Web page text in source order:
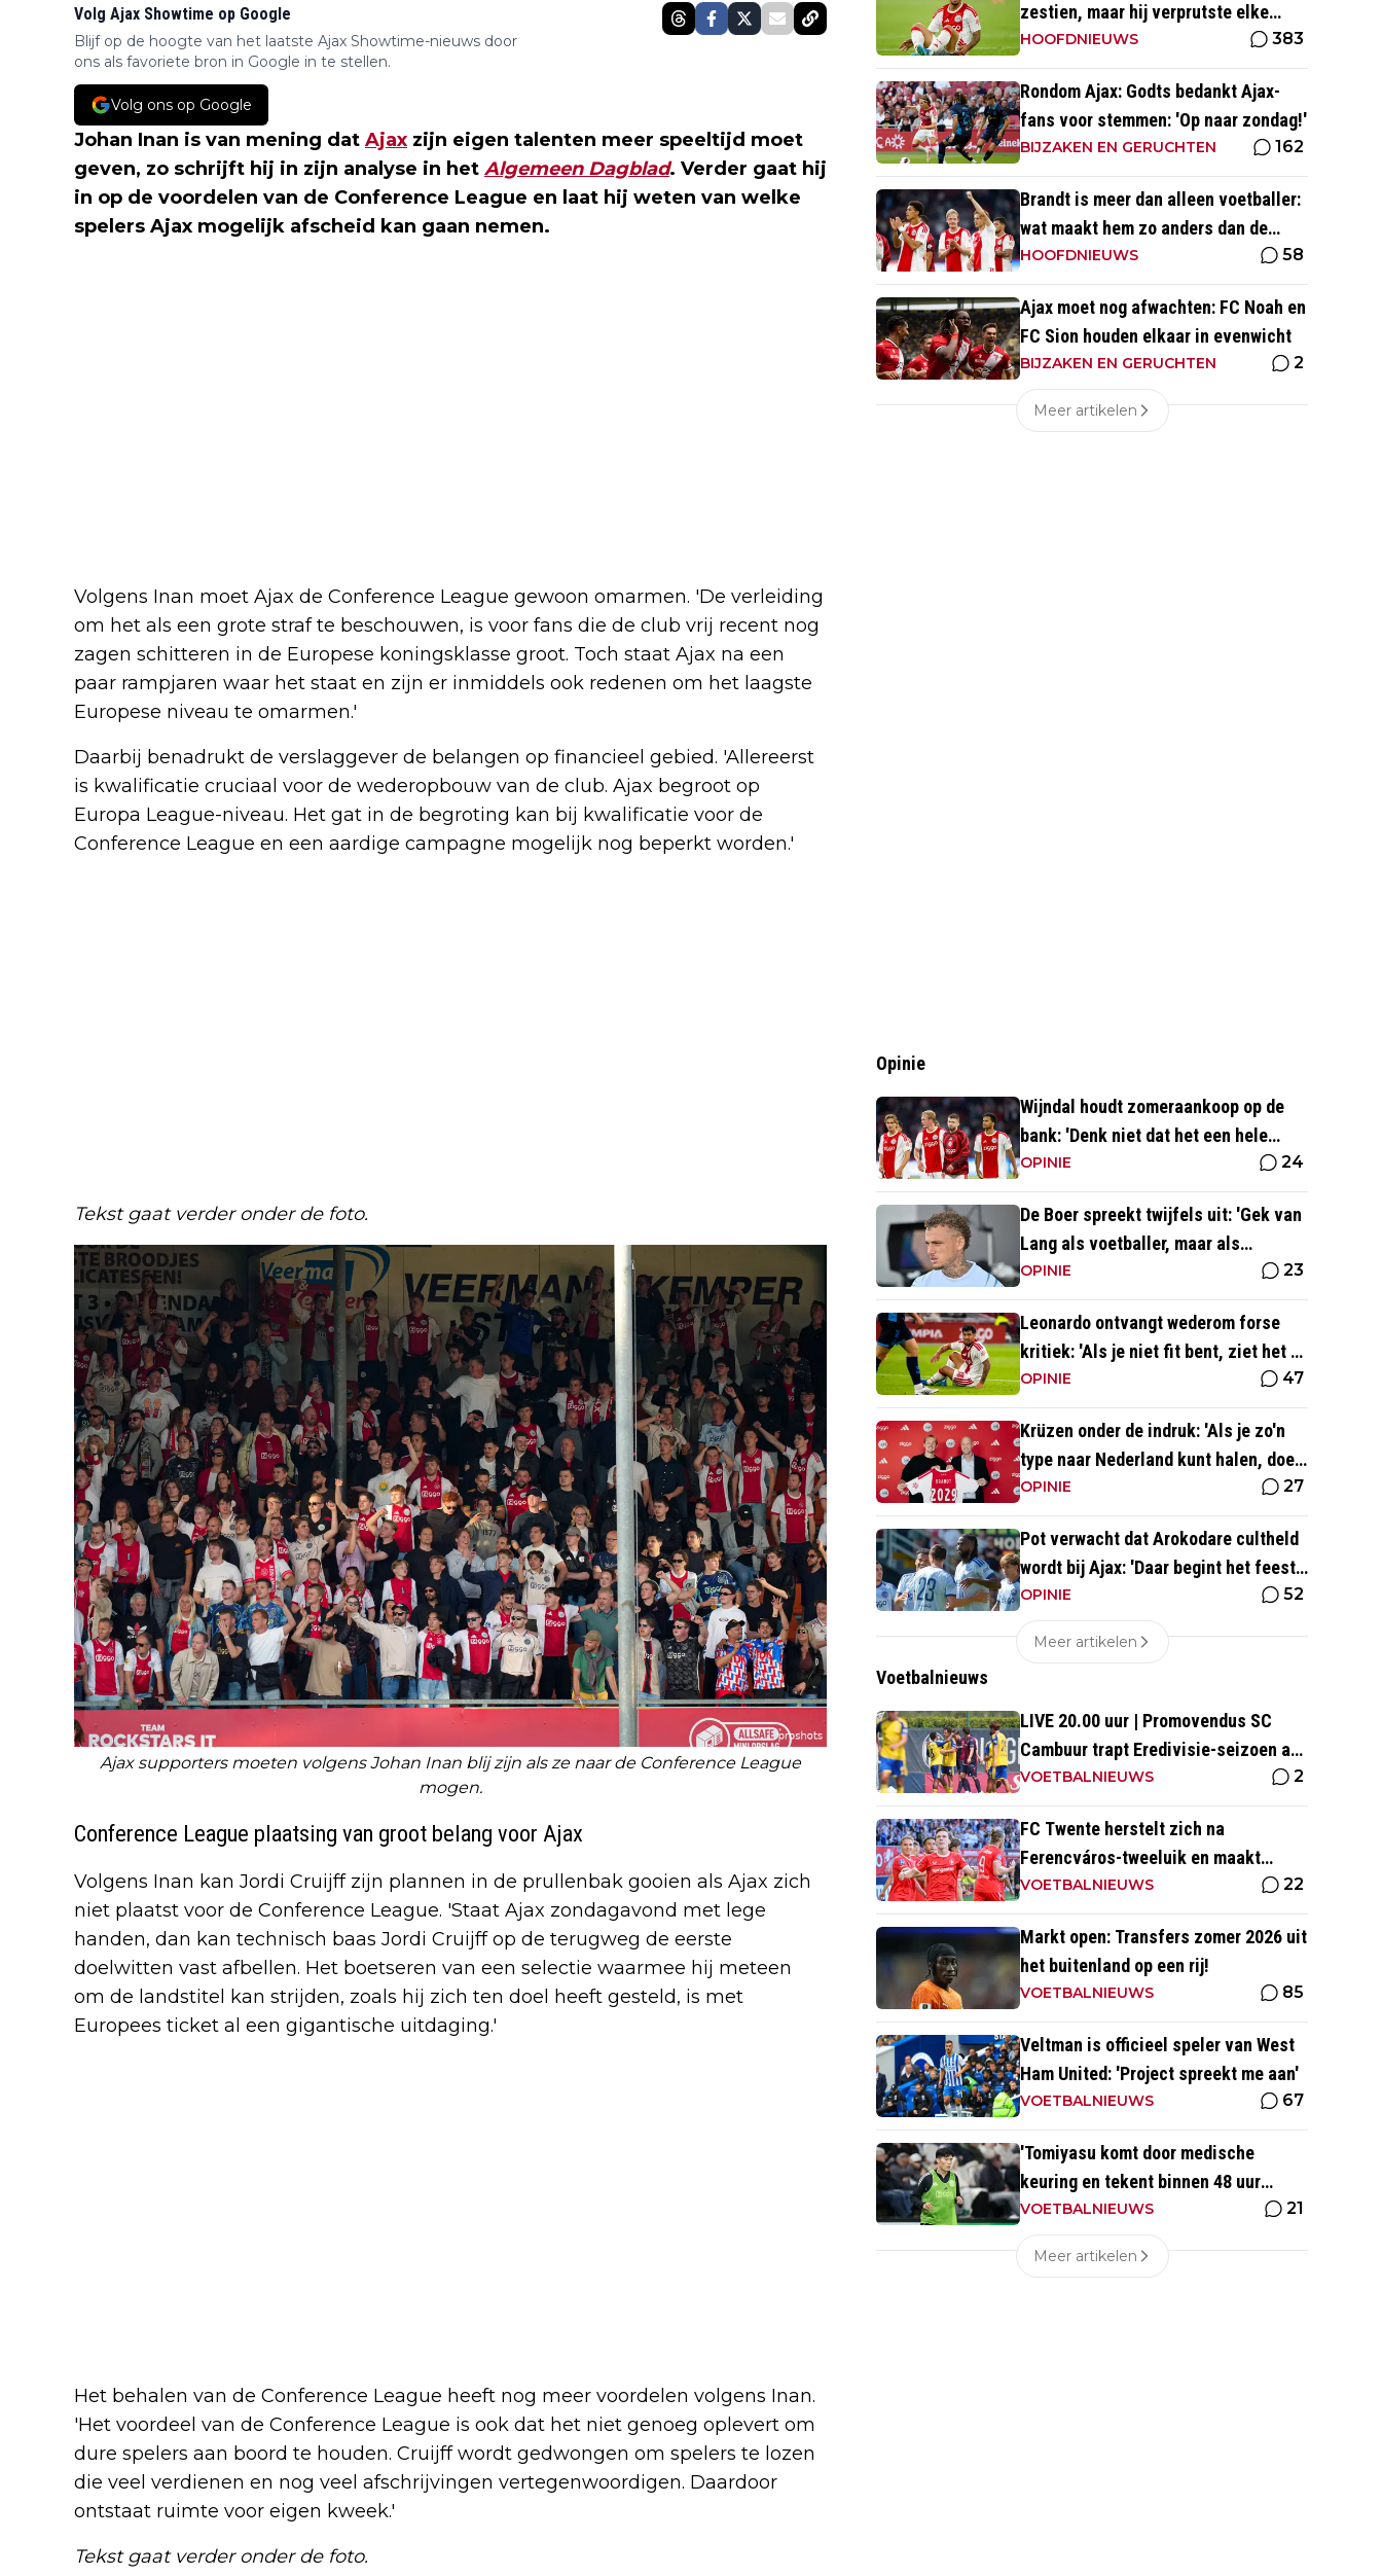
Volg Ajax Showtime op Google
Blijf op de hoogte van het laatste Ajax Showtime-nieuws door
ons als favoriete bron in Google in te stellen.
Volg ons op Google
Johan Inan is van mening dat Ajax zijn eigen talenten meer speeltijd moet
geven, zo schrijft hij in zijn analyse in het Algemeen Dagblad. Verder gaat hij
in op de voordelen van de Conference League en laat hij weten van welke
spelers Ajax mogelijk afscheid kan gaan nemen.
Volgens Inan moet Ajax de Conference League gewoon omarmen. 'De verleiding
om het als een grote straf te beschouwen, is voor fans die de club vrij recent nog
zagen schitteren in de Europese koningsklasse groot. Toch staat Ajax na een
paar rampjaren waar het staat en zijn er inmiddels ook redenen om het laagste
Europese niveau te omarmen.'
Daarbij benadrukt de verslaggever de belangen op financieel gebied. 'Allereerst
is kwalificatie cruciaal voor de wederopbouw van de club. Ajax begroot op
Europa League-niveau. Het gat in de begroting kan bij kwalificatie voor de
Conference League en een aardige campagne mogelijk nog beperkt worden.'
Tekst gaat verder onder de foto.
Ajax supporters moeten volgens Johan Inan blij zijn als ze naar de Conference League
mogen.
Conference League plaatsing van groot belang voor Ajax
Volgens Inan kan Jordi Cruijff zijn plannen in de prullenbak gooien als Ajax zich
niet plaatst voor de Conference League. 'Staat Ajax zondagavond met lege
handen, dan kan technisch baas Jordi Cruijff op de terugweg de eerste
doelwitten vast afbellen. Het boetseren van een selectie waarmee hij meteen
om de landstitel kan strijden, zoals hij zich ten doel heeft gesteld, is met
Europees ticket al een gigantische uitdaging.'
Het behalen van de Conference League heeft nog meer voordelen volgens Inan.
'Het voordeel van de Conference League is ook dat het niet genoeg oplevert om
dure spelers aan boord te houden. Cruijff wordt gedwongen om spelers te lozen
die veel verdienen en nog veel afschrijvingen vertegenwoordigen. Daardoor
ontstaat ruimte voor eigen kweek.'
Tekst gaat verder onder de foto.
zestien, maar hij verprutste elke
kans'
HOOFDNIEUWS 383
Rondom Ajax: Godts bedankt Ajax-
fans voor stemmen: 'Op naar zondag!'
BIJZAKEN EN GERUCHTEN 162
Brandt is meer dan alleen voetballer:
wat maakt hem zo anders dan de
'gemiddelde' voetballer?
HOOFDNIEUWS 58
Ajax moet nog afwachten: FC Noah en
FC Sion houden elkaar in evenwicht
BIJZAKEN EN GERUCHTEN 2
Meer artikelen
Opinie
Wijndal houdt zomeraankoop op de
bank: 'Denk niet dat het een hele
goede verdediger is'
OPINIE 24
De Boer spreekt twijfels uit: 'Gek van
Lang als voetballer, maar als
persoonlijkheid niet'
OPINIE 23
Leonardo ontvangt wederom forse
kritiek: 'Als je niet fit bent, ziet het er
best wel slecht uit'
OPINIE 47
Krüzen onder de indruk: 'Als je zo'n
type naar Nederland kunt halen, doe
je iets goed'
OPINIE 27
Pot verwacht dat Arokodare cultheld
wordt bij Ajax: 'Daar begint het feest
eigenlijk al'
OPINIE 52
Meer artikelen
Voetbalnieuws
LIVE 20.00 uur | Promovendus SC
Cambuur trapt Eredivisie-seizoen af
tegen Excelsior
VOETBALNIEUWS 2
FC Twente herstelt zich na
Ferencváros-tweeluik en maakt
gehakt van Slowaakse opponent
VOETBALNIEUWS 22
Markt open: Transfers zomer 2026 uit
het buitenland op een rij!
VOETBALNIEUWS 85
Veltman is officieel speler van West
Ham United: 'Project spreekt me aan'
VOETBALNIEUWS 67
'Tomiyasu komt door medische
keuring en tekent binnen 48 uur
contract bij nieuwe club'
VOETBALNIEUWS 21
Meer artikelen